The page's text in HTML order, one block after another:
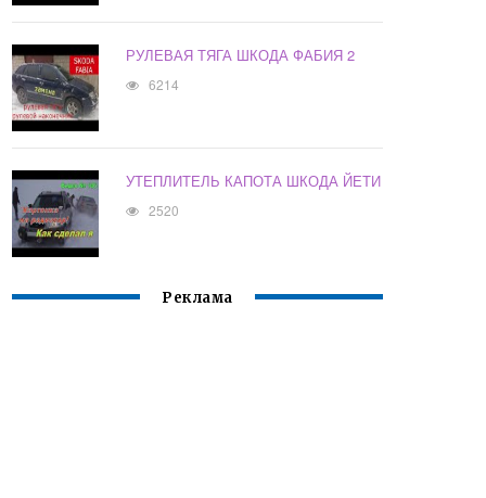
РУЛЕВАЯ ТЯГА ШКОДА ФАБИЯ 2
6214
УТЕПЛИТЕЛЬ КАПОТА ШКОДА ЙЕТИ
2520
Реклама